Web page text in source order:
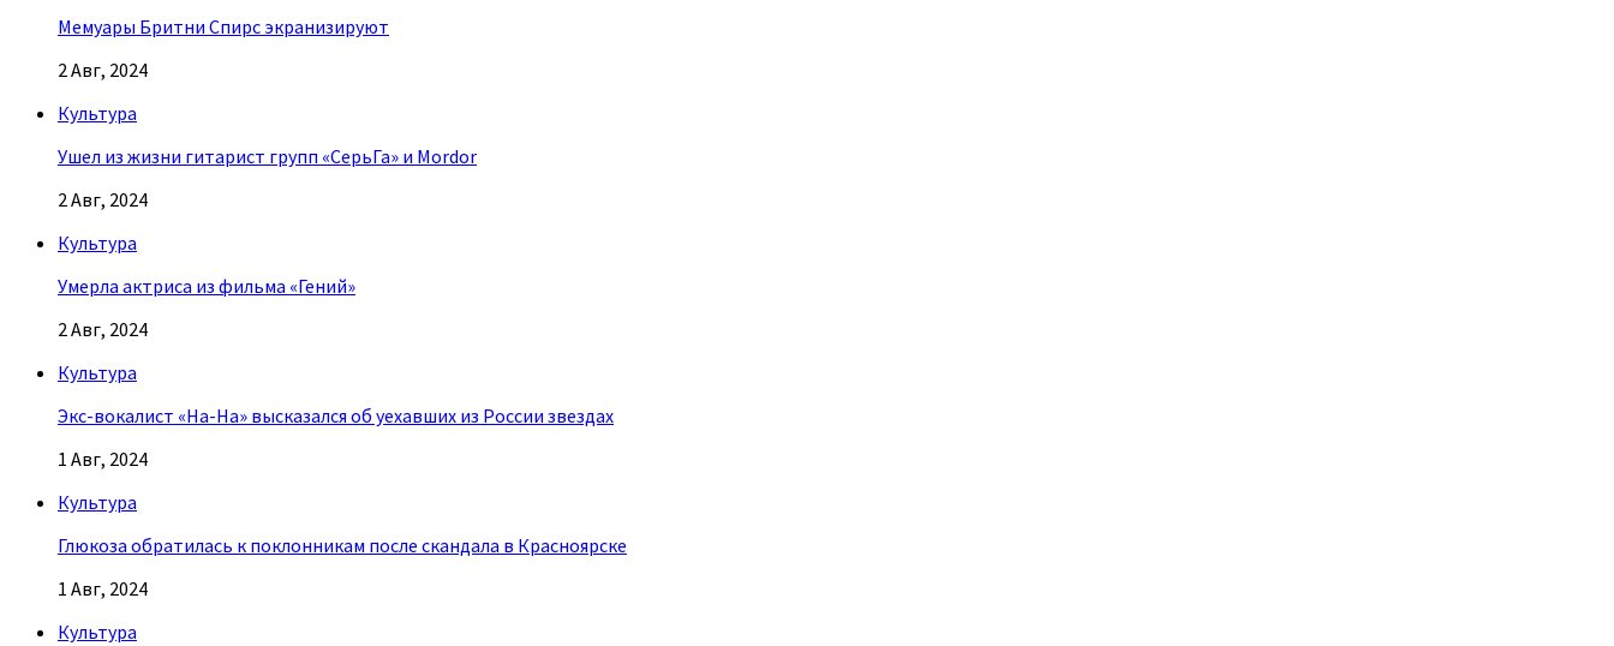
Мемуары Бритни Спирс экранизируют
2 Авг, 2024
Культура
Ушел из жизни гитарист групп «СерьГа» и Mordor
2 Авг, 2024
Культура
Умерла актриса из фильма «Гений»
2 Авг, 2024
Культура
Экс-вокалист «На-На» высказался об уехавших из России звездах
1 Авг, 2024
Культура
Глюкоза обратилась к поклонникам после скандала в Красноярске
1 Авг, 2024
Культура